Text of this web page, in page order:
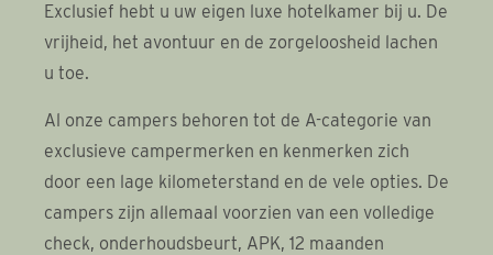
Exclusief hebt u uw eigen luxe hotelkamer bij u. De
vrijheid, het avontuur en de zorgeloosheid lachen
u toe.
Al onze campers behoren tot de A-categorie van
exclusieve campermerken en kenmerken zich
door een lage kilometerstand en de vele opties. De
campers zijn allemaal voorzien van een volledige
check, onderhoudsbeurt, APK, 12 maanden